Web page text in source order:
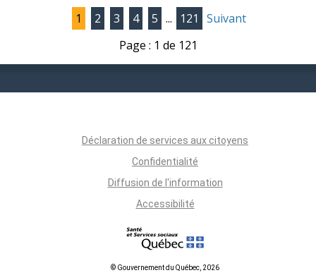
1 2 3 4 5 ... 121
Suivant
Page : 1 de 121
Déclaration de services aux citoyens
Confidentialité
Diffusion de l'information
Accessibilité
© Gouvernement du Québec, 2026